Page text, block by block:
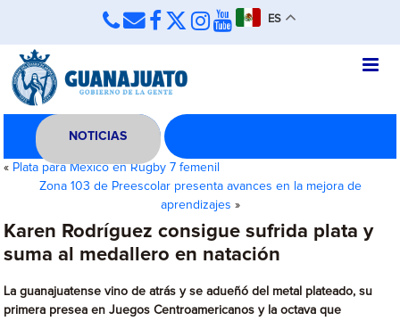
ES
NOTICIAS
« Plata para México en Rugby 7 femenil
Zona 103 de Preescolar presenta avances en la mejora de
aprendizajes »
Karen Rodríguez consigue sufrida plata y
suma al medallero en natación
La guanajuatense vino de atrás y se adueñó del metal plateado, su
primera presea en Juegos Centroamericanos y la octava que